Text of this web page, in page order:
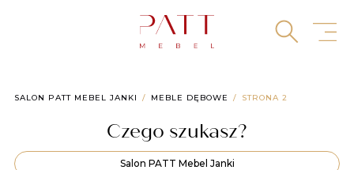
SALON PATT MEBEL JANKI MEBLE DĘBOWE STRONA 2
Czego szukasz?
Salon PATT Mebel Janki